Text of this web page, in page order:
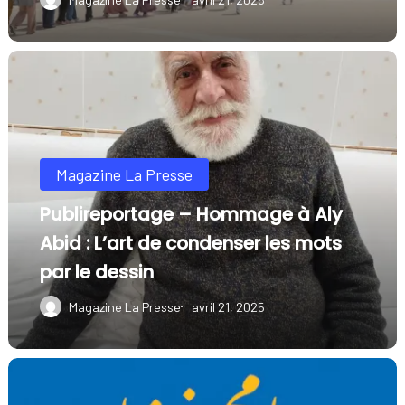
Tunis:
La
Foire
internationale
du
livre…
rendez-
renouvelé
le
développement
Publireportage
Hommage
de
condenser
les
Magazine La Presse
Publireportage – Hommage à Aly
Abid : L’art de condenser les mots
par le dessin
Magazine La Presse avril 21, 2025
Foire